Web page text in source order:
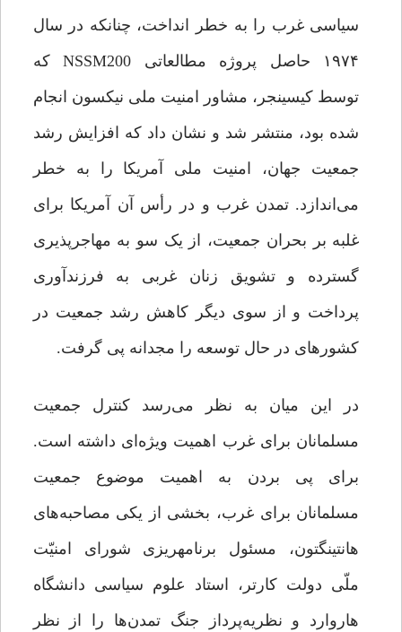
سیاسی غرب را به خطر انداخت، چنانکه در سال
۱۹۷۴ حاصل پروژه مطالعاتی NSSM200 که
توسط کیسینجر، مشاور امنیت ملی نیکسون انجام
شده بود، منتشر شد و نشان داد که افزایش رشد
جمعیت جهان، امنیت ملی آمریکا را به خطر
می‌اندازد. تمدن غرب و در رأس آن آمریکا برای
غلبه بر بحران جمعیت، از یک سو به مهاجرپذیری
گسترده و تشویق زنان غربی به فرزندآوری
پرداخت و از سوی دیگر کاهش رشد جمعیت در
کشورهای در حال توسعه را مجدانه پی گرفت.
در این میان به نظر می‌رسد کنترل جمعیت
مسلمانان برای غرب اهمیت ویژه‌ای داشته است.
برای پی بردن به اهمیت موضوع جمعیت
مسلمانان برای غرب، بخشی از یکی مصاحبه‌های
هانتینگتون، مسئول برنامه‏ریزى شوراى امنیّت
ملّى دولت کارتر، استاد علوم سیاسی دانشگاه
هاروارد و نظریه‌پرداز جنگ تمدن‌ها را از نظر